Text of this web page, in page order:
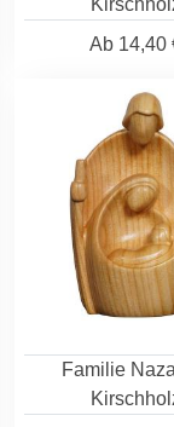
Ab14,40
Familie